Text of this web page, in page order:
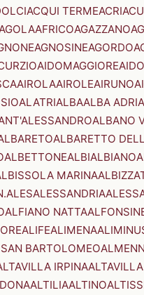
ACQUI TERMEACRI
AFRICOAGAZZANO
AGNOSINEAGORDO
AIDOMAGGIORE
AIROLAAIROLEAIRUNO
ALATRIALBAALBA
ALBANO
ALBARETTO
ALBETTONEALBIALBIANO
MARINA
ALESALESSANDRIA
ALFIANO NATTA
ALIFEALIMENA
BARTOLOMEO
IRPINA
ALTILIAALTINO